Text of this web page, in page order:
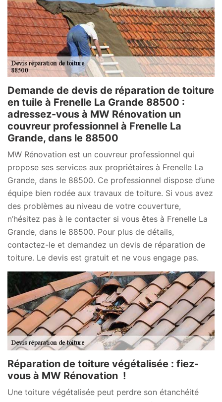
Demande de devis de réparation de toiture
en tuile à Frenelle La Grande 88500 :
adressez-vous à MW Rénovation un
couvreur professionnel à Frenelle La
Grande, dans le 88500
MW Rénovation est un couvreur professionnel qui
propose ses services aux propriétaires à Frenelle La
Grande, dans le 88500. Ce professionnel dispose d’une
équipe bien rodée aux travaux de toiture. Si vous avez
des problèmes au niveau de votre couverture,
n’hésitez pas à le contacter si vous êtes à Frenelle La
Grande, dans le 88500. Pour plus de détails,
contactez-le et demandez un devis de réparation de
toiture. Le devis est gratuit et ne vous engage pas.
Réparation de toiture végétalisée : fiez-
vous à MW Rénovation !
Une toiture végétalisée peut perdre son étanchéité